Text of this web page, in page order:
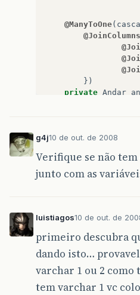
@ManyToOne(
@JoinColumns
})
private Andar
g4j10 de out. de 2008
Verifique se não tem
junto com as
luistiagos10 de out. de
primeiro descubra
dando isto…
varchar 1 ou 2 como
tem varchar 1 vc